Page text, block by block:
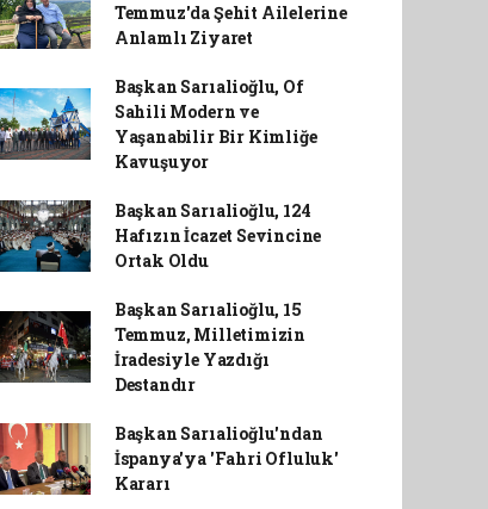
Temmuz'da Şehit Ailelerine
Anlamlı Ziyaret
Başkan Sarıalioğlu, Of
Sahili Modern ve
Yaşanabilir Bir Kimliğe
Kavuşuyor
Başkan Sarıalioğlu, 124
Hafızın İcazet Sevincine
Ortak Oldu
Başkan Sarıalioğlu, 15
Temmuz, Milletimizin
İradesiyle Yazdığı
Destandır
Başkan Sarıalioğlu'ndan
İspanya'ya 'Fahri Ofluluk'
Kararı